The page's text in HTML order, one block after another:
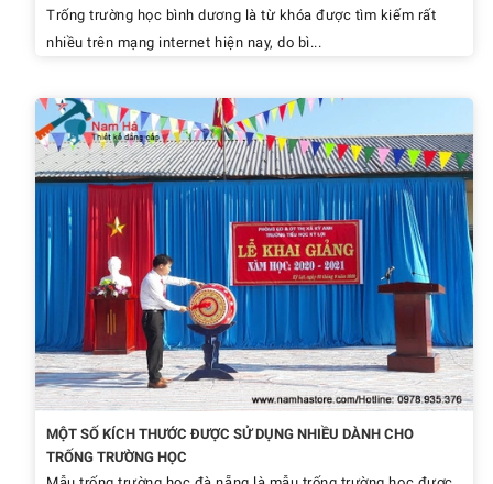
Trống trường học bình dương là từ khóa được tìm kiếm rất
nhiều trên mạng internet hiện nay, do bì...
MỘT SỐ KÍCH THƯỚC ĐƯỢC SỬ DỤNG NHIỀU DÀNH CHO
TRỐNG TRƯỜNG HỌC